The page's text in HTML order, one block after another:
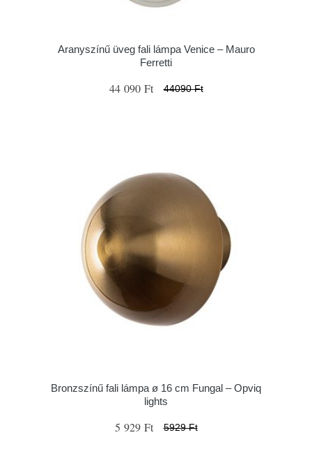
Aranyszínű üveg fali lámpa Venice – Mauro
Ferretti
44 090 Ft 44090 Ft
Bronzszínű fali lámpa ø 16 cm Fungal – Opviq
lights
5 929 Ft 5929 Ft